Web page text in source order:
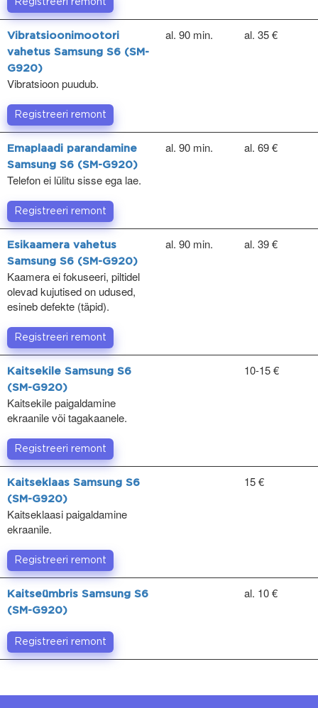
Registreeri remont
Vibratsioonimootori
vahetus Samsung S6 (SM-
G920)
Vibratsioon puudub.
al. 90 min. al. 35 €
Registreeri remont
Emaplaadi parandamine
Samsung S6 (SM-G920)
Telefon ei lülitu sisse ega lae.
al. 90 min. al. 69 €
Registreeri remont
Esikaamera vahetus
Samsung S6 (SM-G920)
Kaamera ei fokuseeri, piltidel
olevad kujutised on udused,
esineb defekte (täpid).
al. 90 min. al. 39 €
Registreeri remont
Kaitsekile Samsung S6
(SM-G920)
Kaitsekile paigaldamine
ekraanile või tagakaanele.
10-15 €
Registreeri remont
Kaitseklaas Samsung S6
(SM-G920)
Kaitseklaasi paigaldamine
ekraanile.
15 €
Registreeri remont
Kaitseümbris Samsung S6
(SM-G920)
al. 10 €
Registreeri remont